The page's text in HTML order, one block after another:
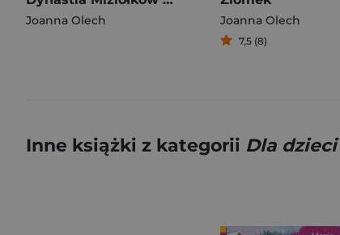
Joanna Olech Joanna Olech
7,5 (8)
Inne książki z kategorii Dla dzieci